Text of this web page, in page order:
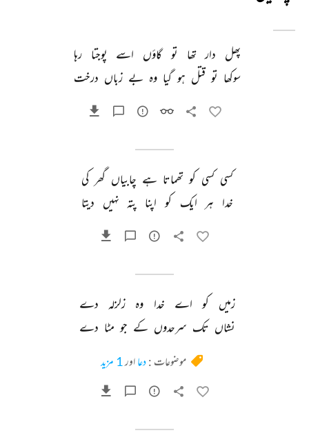
پھل دار تھا تو گاؤں اسے پوجتا رہا
سوکھا تو قتل ہو گیا وہ بے زباں درخت
کسی کسی کو تھماتا ہے چابیاں گھر کی
خدا ہر ایک کو اپنا پتہ نہیں دیتا
زمیں کو اے خدا وہ زلزلہ
دے
نشاں تک سرحدوں کے جو مٹا دے
موضوعات :دعااور1 مزید